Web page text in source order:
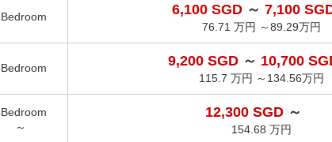
6,100 SGD ～ 7,100
76.71 万円 ～89.29万円
9,200 SGD ～ 10,700
115.7 万円 ～134.56万円
～
12,300 SGD ～
154.68 万円